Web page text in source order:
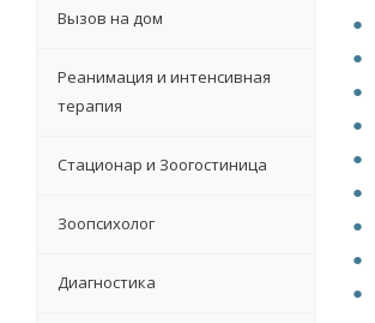
Вызов на дом
Реанимация и интенсивная
терапия
Стационар и Зоогостиница
Зоопсихолог
Диагностика